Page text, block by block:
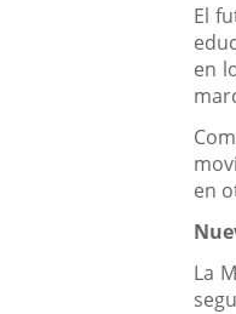
El
en
en
La